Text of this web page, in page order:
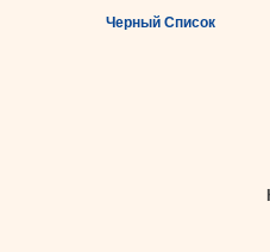
Черный Список